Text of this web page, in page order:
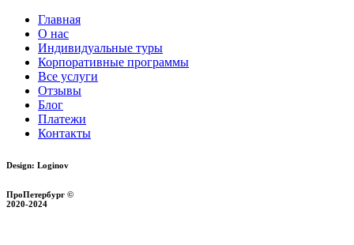
Главная
О нас
Индивидуальные туры
Корпоративные программы
Все услуги
Отзывы
Блог
Платежи
Контакты
Design: Loginov
ПроПетербург ©
2020-2024